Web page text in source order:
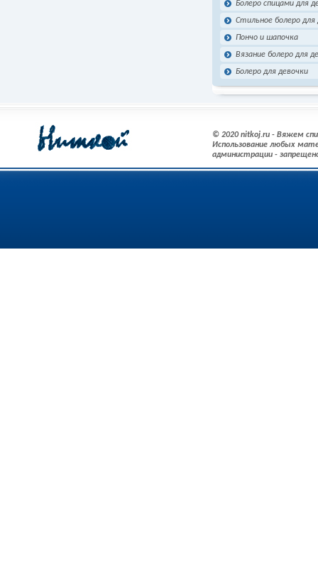
Болеро спицами для
Стильное болеро для
Пончо и шапочка
Вязание болеро для
Болеро для девочки
© 2020 nitkoj.ru - Вяжем
Использование любых
администрации -